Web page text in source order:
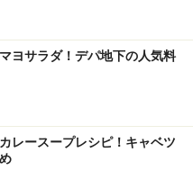
ゆすりながら、さらに1
肉汁が浮いてきたら、裏
焼き具合にもよります
ィアム、2分～でウェル
ヨサラダ！デパ地下の人気料
レースープレシピ！キャベツ